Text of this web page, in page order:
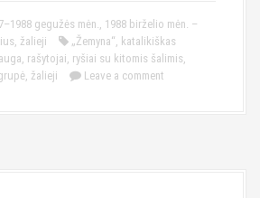
gegužės mėn., 1988 birželio mėn. –
, žalieji „Žemyna“, katalikiškas
, rašytojai, ryšiai su kitomis šalimis,
, žalieji Leave a comment